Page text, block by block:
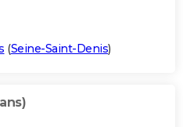
(Seine-Saint-Denis)